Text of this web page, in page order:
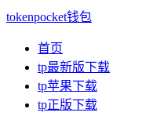
tokenpocket钱包
首页
tp最新版下载
tp苹果下载
tp正版下载